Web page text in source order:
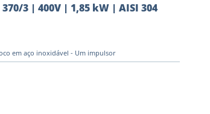
3 | 400V | 1,85 kW | AISI 304
em aço inoxidável - Um impulsor